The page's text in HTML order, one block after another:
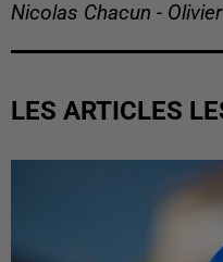
Nicolas Chacun -
LES ARTICLES